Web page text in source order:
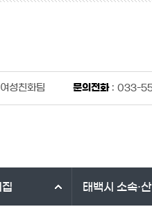
성친화팀 문의전화: 033-
태백시 소속·